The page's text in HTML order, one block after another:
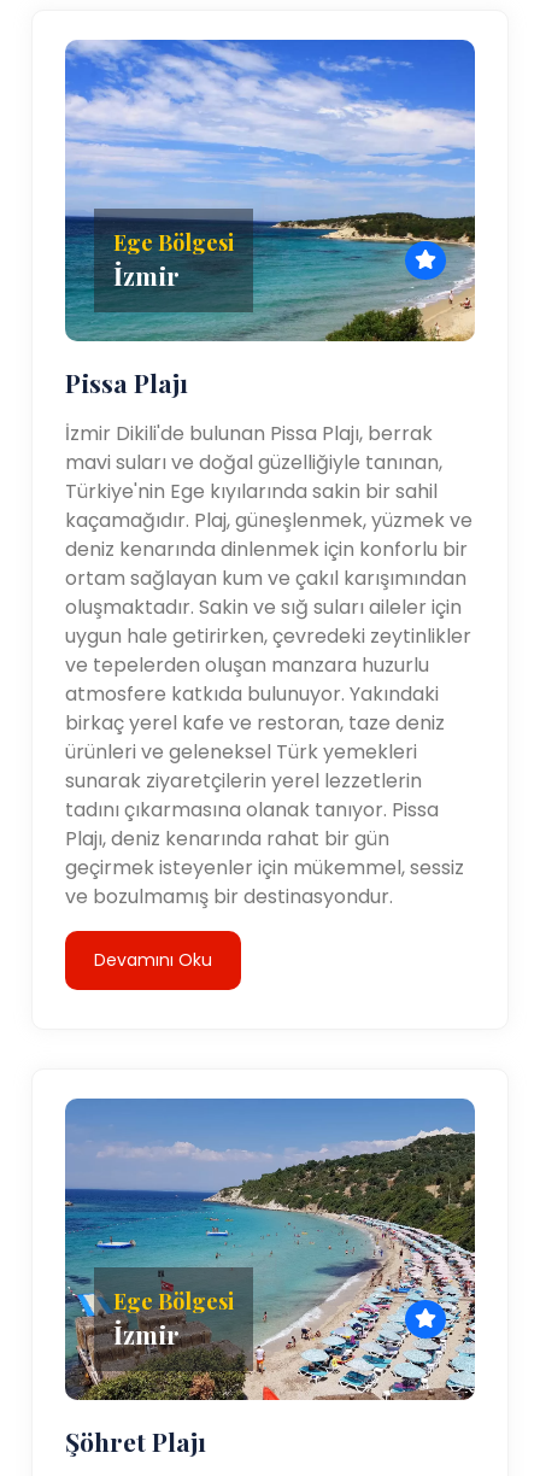
Ege Bölgesi
İzmir
Pissa Plajı
İzmir Dikili'de bulunan Pissa Plajı, berrak
mavi suları ve doğal güzelliğiyle tanınan,
Türkiye'nin Ege kıyılarında sakin bir sahil
kaçamağıdır. Plaj, güneşlenmek, yüzmek ve
deniz kenarında dinlenmek için konforlu bir
ortam sağlayan kum ve çakıl karışımından
oluşmaktadır. Sakin ve sığ suları aileler için
uygun hale getirirken, çevredeki zeytinlikler
ve tepelerden oluşan manzara huzurlu
atmosfere katkıda bulunuyor. Yakındaki
birkaç yerel kafe ve restoran, taze deniz
ürünleri ve geleneksel Türk yemekleri
sunarak ziyaretçilerin yerel lezzetlerin
tadını çıkarmasına olanak tanıyor. Pissa
Plajı, deniz kenarında rahat bir gün
geçirmek isteyenler için mükemmel, sessiz
ve bozulmamış bir destinasyondur.
Devamını Oku
Ege Bölgesi
İzmir
Şöhret Plajı